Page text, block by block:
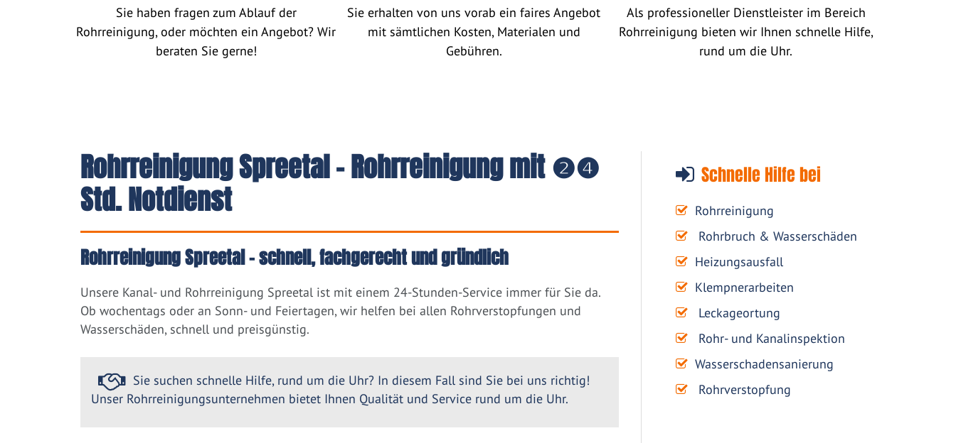
Sie haben fragen zum Ablauf der
Rohrreinigung, oder möchten ein Angebot? Wir
beraten Sie gerne!
Sie erhalten von uns vorab ein faires Angebot
mit sämtlichen Kosten, Materialen und
Gebühren.
Als professioneller Dienstleister im Bereich
Rohrreinigung bieten wir Ihnen schnelle Hilfe,
rund um die Uhr.
Schnelle Hilfe bei
Rohrreinigung
Rohrbruch & Wasserschäden
Heizungsausfall
Klempnerarbeiten
Leckageortung
Rohr- und Kanalinspektion
Wasserschadensanierung
Rohrverstopfung
Rohrreinigung Spreetal - Rohrreinigung mit ❷❹
Std. Notdienst
Rohrreinigung Spreetal – schnell, fachgerecht und gründlich
Unsere Kanal- und Rohrreinigung Spreetal ist mit einem 24-Stunden-Service immer für Sie da.
Ob wochentags oder an Sonn- und Feiertagen, wir helfen bei allen Rohrverstopfungen und
Wasserschäden, schnell und preisgünstig.
Sie suchen schnelle Hilfe, rund um die Uhr? In diesem Fall sind Sie bei uns richtig!
Unser Rohrreinigungsunternehmen bietet Ihnen Qualität und Service rund um die Uhr.